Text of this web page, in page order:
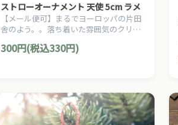
ストローオーナメント 天使 5cm ラメ
【メール便可】まるでヨーロッパの片田
舎のよう。。落ち着いた雰囲気のクリス
リー・スタイルの、お洒落な手作りのク
300円(税込330円)